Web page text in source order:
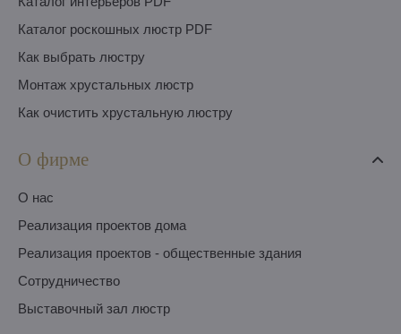
Каталог роскошных люстр PDF
Как выбрать люстру
Монтаж хрустальных люстр
Как очистить хрустальную люстру
О фирме
O нас
Pеализация проектов дома
Pеализация проектов - общественные здания
Сотрудничество
Выставочный зал люстр